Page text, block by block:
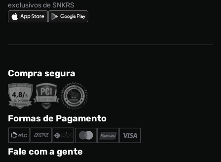
exclusivos de SNKRS
Compra segura
Formas de Pagamento
Fale com a gente